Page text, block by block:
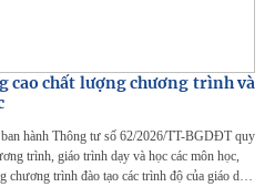
cao chất lượng chương trình và
hành Thông tư số 62/2026/TT-BGDĐT quy
trình, giáo trình dạy và học các môn học,
chương trình đào tạo các trình độ của giáo dục